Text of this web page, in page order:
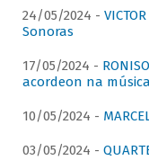
24/05/2024 -
Sonoras
17/05/2024 -
acordeon na
10/05/2024 -
03/05/2024 -